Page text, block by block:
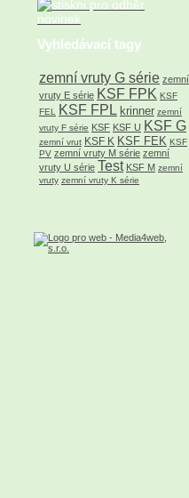
Vyhledávací tagy
zemní vruty G série zemní
vruty E série KSF FPK KSF
FEL KSF FPL krinner zemní
vruty F série KSF KSF U KSF G
zemní vrut KSF K KSF FEK KSF
PV zemní vruty M série zemní
vruty U série Test KSF M zemní
vruty zemní vruty K série